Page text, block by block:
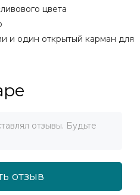
цвета
и один открытый карман для
отзывы. Будьте
отзыв